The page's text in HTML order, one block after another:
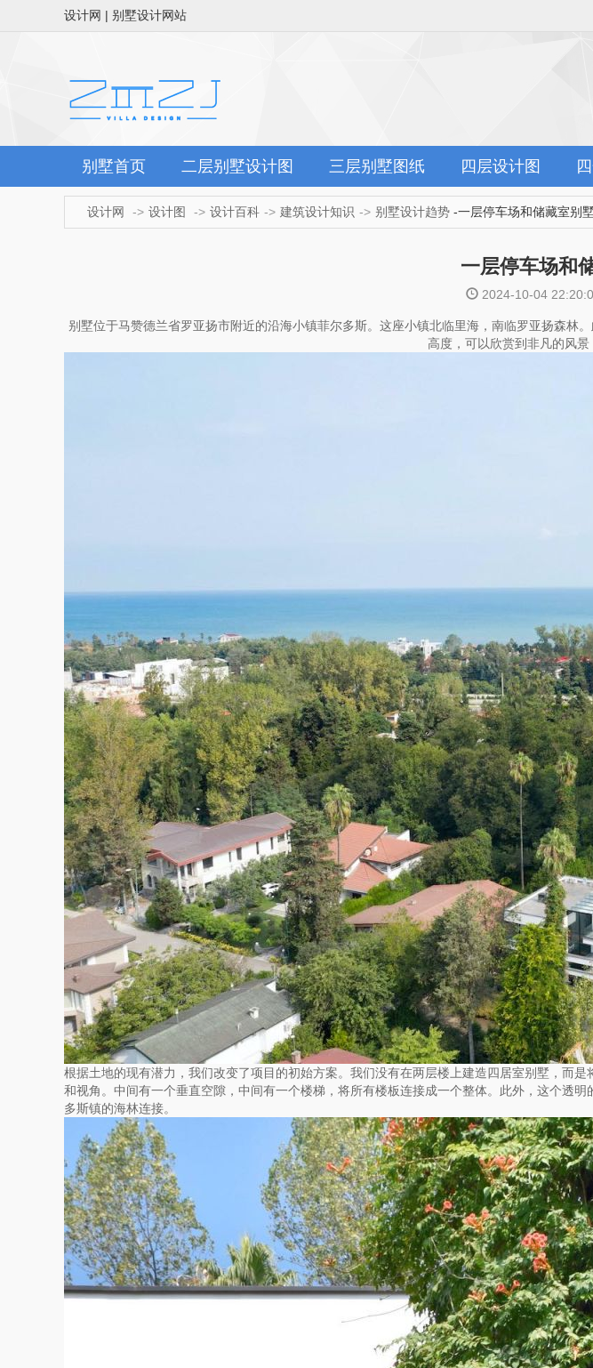
设计网 | 别墅设计网站
别墅首页 二层别墅设计图 三层别墅图纸 四层设计图
设计网 设计图 设计百科 建筑设计知识 别墅设计趋势 -一层停车场和储藏室别
一层停车场和
2024-10-04
别墅位于马赞德兰省罗亚扬市附近的沿海小镇菲尔多斯。这座小镇北临里海，南临罗亚扬森
高度，可以欣赏到非凡的风
根据土地的现有潜力，我们改变了项目的初始方案。我们没有在两层楼上建造四居室别墅，而
和视角。中间有一个垂直空隙，中间有一个楼梯，将所有楼板连接成一个整体。此外，这个透
多斯镇的海林连接。